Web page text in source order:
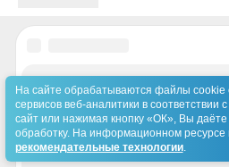
На сайте обрабатываются файлы cookie
сервисов веб-аналитики в соответствии с
сайт или нажимая кнопку «ОК», Вы даёте
обработку. На информационном
рекомендательные технологии.